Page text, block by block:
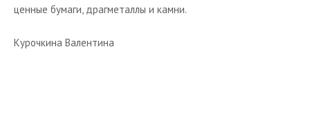
ценные бумаги, драгметаллы и камни.
Курочкина Валентина